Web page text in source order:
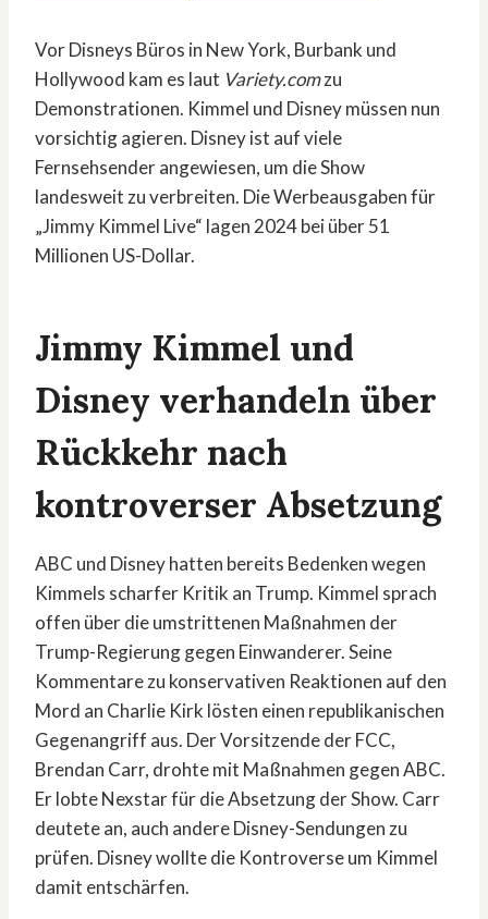
Vor Disneys Büros in New York, Burbank und
Hollywood kam es laut Variety.comzu
Demonstrationen. Kimmel und Disney müssen nun
vorsichtig agieren. Disney ist auf viele
Fernsehsender angewiesen, um die Show
landesweit zu verbreiten. Die Werbeausgaben für
„Jimmy Kimmel Live“ lagen 2024 bei über 51
Millionen US-Dollar.
Jimmy Kimmel und
Disney verhandeln über
Rückkehr nach
kontroverser Absetzung
ABC und Disney hatten bereits Bedenken wegen
Kimmels scharfer Kritik an Trump. Kimmel sprach
offen über die umstrittenen Maßnahmen der
Trump-Regierung gegen Einwanderer. Seine
Kommentare zu konservativen Reaktionen auf den
Mord an Charlie Kirk lösten einen republikanischen
Gegenangriff aus. Der Vorsitzende der FCC,
Brendan Carr, drohte mit Maßnahmen gegen ABC.
Er lobte Nexstar für die Absetzung der Show. Carr
deutete an, auch andere Disney-Sendungen zu
prüfen. Disney wollte die Kontroverse um Kimmel
damit entschärfen.